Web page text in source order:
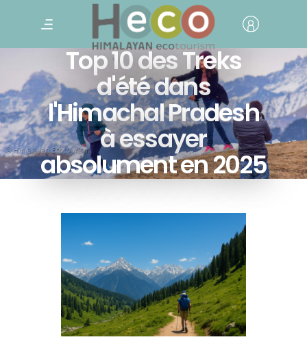
Top 10 des Treks
d'été dans
l'Himachal Pradesh
à essayer
absolument en 2025